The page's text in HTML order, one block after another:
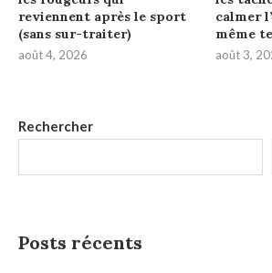
Rechercher
Posts récents
reviennent après le sport
(sans sur-traiter)
août 4, 2026
calmer
même
août 3,